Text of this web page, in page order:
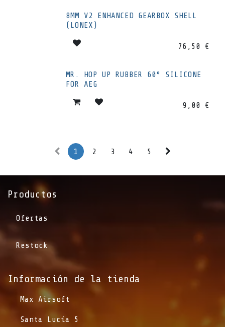
8MM V2 ENHANCED GEARBOX SHELL
(LONEX)
76,50 €
MR. HOP UP RUBBER 60° SILICONE
FOR AEG
9,00 €
1 2 3 4 5
Productos
Ofertas
Restock
Información de la tienda​
​Max Airsoft
​Santa Lucía 5